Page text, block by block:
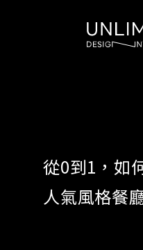
從0到1，如
人氣風格餐